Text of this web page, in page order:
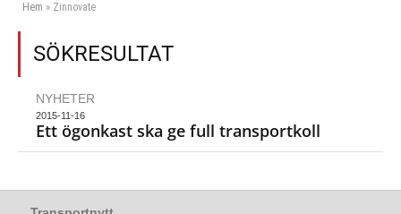
Hem » Zinnovate
SÖKRESULTAT
NYHETER
2015-11-16
Ett ögonkast ska ge full transportkoll